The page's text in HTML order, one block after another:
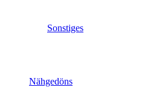
Sonstiges
Nähgedöns